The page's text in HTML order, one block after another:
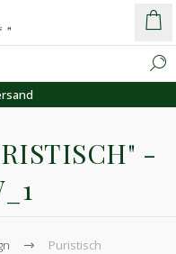
-
Puristisch